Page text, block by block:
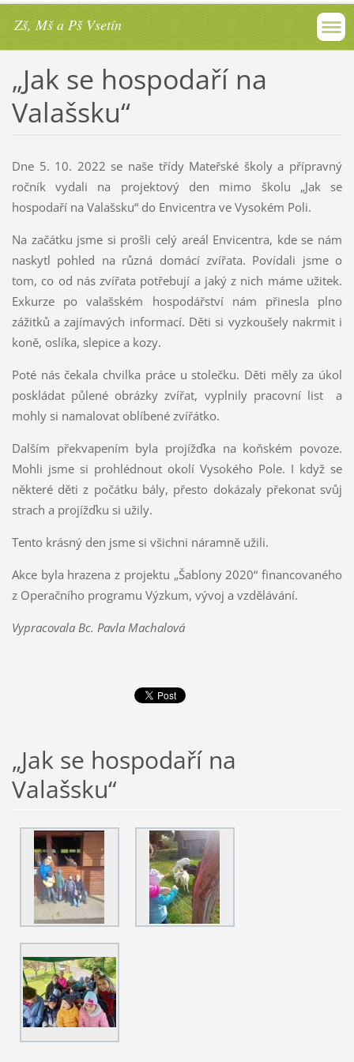
Zš, Mš a Pš Vsetín
„Jak se hospodaří na
Valašsku“
Dne 5. 10. 2022 se naše třídy Mateřské školy a přípravný
ročník vydali na projektový den mimo školu „Jak se
hospodaří na Valašsku“ do Envicentra ve Vysokém Poli.
Na začátku jsme si prošli celý areál Envicentra, kde se nám
naskytl pohled na různá domácí zvířata. Povídali jsme o
tom, co od nás zvířata potřebují a jaký z nich máme užitek.
Exkurze po valašském hospodářství nám přinesla plno
zážitků a zajímavých informací. Děti si vyzkoušely nakrmit i
koně, oslíka, slepice a kozy.
Poté nás čekala chvilka práce u stolečku. Děti měly za úkol
poskládat půlené obrázky zvířat, vyplnily pracovní list a
mohly si namalovat oblíbené zvířátko.
Dalším překvapením byla projížďka na koňském povoze.
Mohli jsme si prohlédnout okolí Vysokého Pole. I když se
některé děti z počátku bály, přesto dokázaly překonat svůj
strach a projížďku si užily.
Tento krásný den jsme si všichni náramně užili.
Akce byla hrazena z projektu „Šablony 2020“ financovaného
z Operačního programu Výzkum, vývoj a vzdělávání.
Vypracovala Bc. Pavla Machalová
„Jak se hospodaří na
Valašsku“